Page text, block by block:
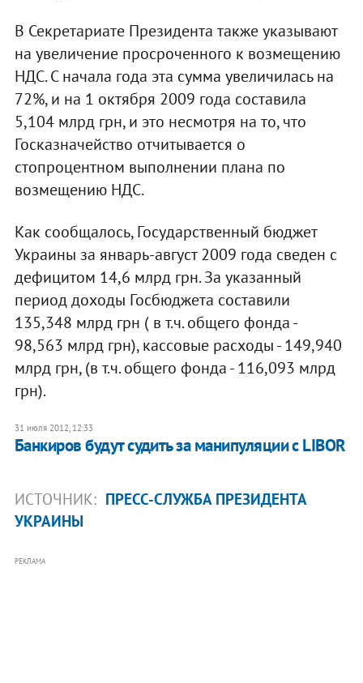
В Секретариате Президента также указывают
на увеличение просроченного к возмещению
НДС. С начала года эта сумма увеличилась на
72%, и на 1 октября 2009 года составила
5,104 млрд грн, и это несмотря на то, что
Госказначейство отчитывается о
стопроцентном выполнении плана по
возмещению НДС.
Как сообщалось, Государственный бюджет
Украины за январь-август 2009 года сведен с
дефицитом 14,6 млрд грн. За указанный
период доходы Госбюджета составили
135,348 млрд грн ( в т.ч. общего фонда -
98,563 млрд грн), кассовые расходы - 149,940
млрд грн, (в т.ч. общего фонда - 116,093 млрд
грн).
31 июля 2012, 12:33
Банкиров будут судить за манипуляции с LIBOR
ИСТОЧНИК: ПРЕСС-СЛУЖБА ПРЕЗИДЕНТА
УКРАИНЫ
РЕКЛАМА